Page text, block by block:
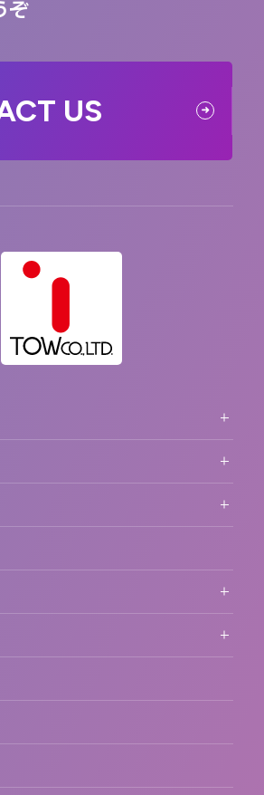
ぞ
US
ト カンファレンス・展示会・アワ
ESPORTS・ゲームプロモーシ